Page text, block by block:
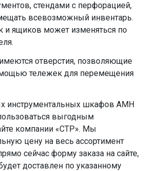
стендами с перфорацией,
всевозможный инвентарь.
и ящиков может изменяться по
отверстия, позволяющие
тележек для перемещения
инструментальных шкафов AMH
выгодным
компании «СТР». Мы
цену на весь ассортимент
сейчас форму заказа на сайте,
доставлен по указанному